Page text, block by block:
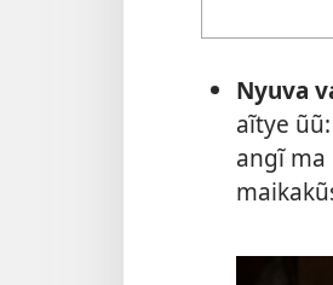
Nyuva
aĩtye
angĩ ma